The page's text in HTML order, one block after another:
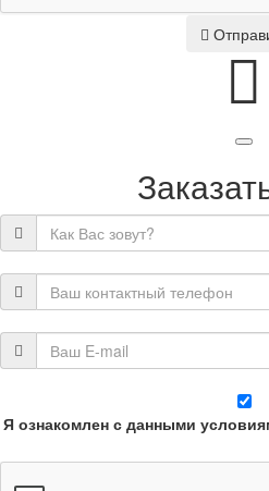
Я ознакомлен с данными